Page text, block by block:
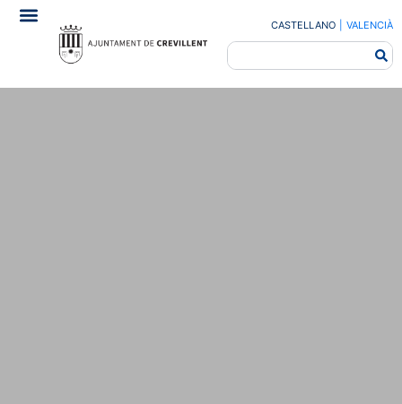
CASTELLANO VALENCIÀ